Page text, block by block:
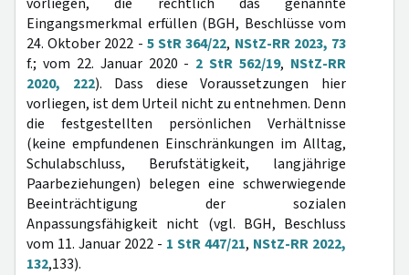
Eingangsmerkmal erfüllen (BGH, Beschlüsse vom
24. Oktober 2022 - 5 StR 364/22, NStZ-RR 2023, 73
f.; vom 22. Januar 2020 - 2 StR 562/19, NStZ-RR
2020, 222). Dass diese Voraussetzungen hier
vorliegen, ist dem Urteil nicht zu entnehmen. Denn
die festgestellten persönlichen Verhältnisse
(keine empfundenen Einschränkungen im Alltag,
Schulabschluss, Berufstätigkeit, langjährige
Paarbeziehungen) belegen eine schwerwiegende
Beeinträchtigung der sozialen
Anpassungsfähigkeit nicht (vgl. BGH, Beschluss
vom 11. Januar 2022 - 1 StR 447/21, NStZ-RR 2022,
132,133).